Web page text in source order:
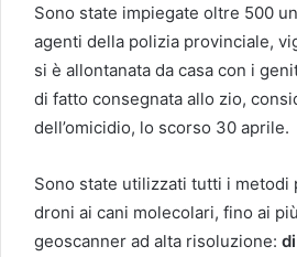
Sono state impiegate oltre 500
agenti della polizia provinciale,
si è allontanata da casa con i
di fatto consegnata allo zio,
dell’omicidio, lo scorso 30 aprile.
Sono state utilizzati tutti i metodi
droni ai cani molecolari, fino ai
geoscanner ad alta risoluzione: